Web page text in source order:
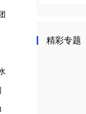
精彩专题